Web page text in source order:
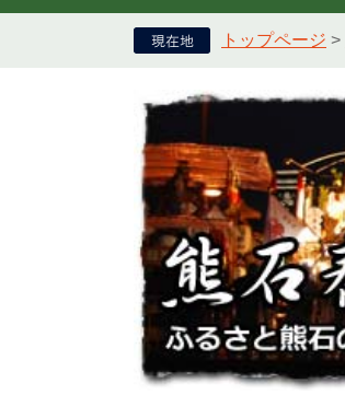
トップページ >